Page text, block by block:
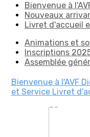
Bienvenue à
Nouveaux
Livret d'accueil
Animations et
Inscriptions
Assemblée
Bienvenue à l'AVF
et Service Livret